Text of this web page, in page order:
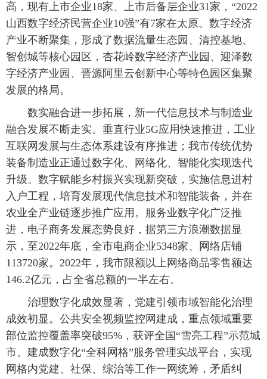
高，现有上市企业18家、上市后备层企业31家，“2022
山西数字经济民营企业10强”有7家在太原。数字经济
产业不断聚集，形成了数据流量生态园、清控基地、
智创城等核心园区，杏花岭数字经济产业园、迎泽数
字经济产业园、晋源阿里云创新中心等特色园区集聚
发展的格局。
数实融合进一步拓展，新一代信息技术与制造业
融合发展不断走实。垂直行业5G应用快速推进，工业
互联网发展与生态体系建设有序推进；我市传统优势
装备制造业正通过数字化、网络化、智能化实现迭代
升级。数字赋能乡村振兴实现新突破，实施信息进村
入户工程，培育发展现代信息技术和智能装备，并在
农业全产业链逐步推广应用。服务业数字化广泛推
进，电子商务发展态势良好，据第三方浪潮数据显
示，至2022年底，全市电商企业5348家、网络店铺
113720家。2022年，我市限额以上网络商品零售额达
146.2亿元，占全省总额的一半左右。
治理数字化成效显著，党建引领市域智能化治理
成效初显。公共安全视频监控网建成，重点领域重要
部位监控覆盖率突破95%，获评全国“雪亮工程”示范城
市。建成数字化“全科网格”服务管理实战平台，实现
网格内党建、社保、综治等工作一网统筹，矛盾纠